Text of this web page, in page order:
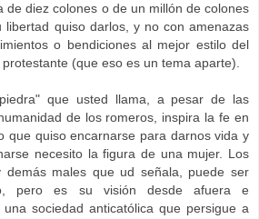
de diez colones o de un millón de colones
libertad quiso darlos, y no con amenazas
o bendiciones al mejor estilo del
(que eso es un tema aparte).
que usted llama, a pesar de las
de los romeros, inspira la fe en
que quiso encarnarse para darnos vida y
necesito la figura de una mujer. Los
demás males que ud señala, puede ser
pero es su visión desde afuera e
una sociedad anticatólica que persigue a